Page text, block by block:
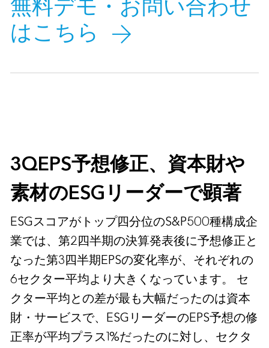
無料デモ・お問い合わせ
はこちら
3QEPS予想修正、資本財や
素材のESGリーダーで顕著
ESGスコアがトップ四分位のS&P500種構成企
業では、第2四半期の決算発表後に予想修正と
なった第3四半期EPSの変化率が、それぞれの
6セクター平均より大きくなっています。 セ
クター平均との差が最も大幅だったのは資本
財・サービスで、ESGリーダーのEPS予想の修
正率が平均プラス1%だったのに対し、セクタ